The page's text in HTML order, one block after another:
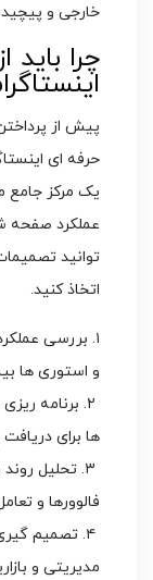
خارجی و
چرا باید
پیش از
حرفه ای
یک مرکز جامع
عملکرد صفحه
توانید
اتخاذ کنید.
۱. بررسی
و استوری ها
۲. برنامه
ها برای دریافت
۳. تحلیل
فالوورها و
۴. تصمیم
مدیریتی و